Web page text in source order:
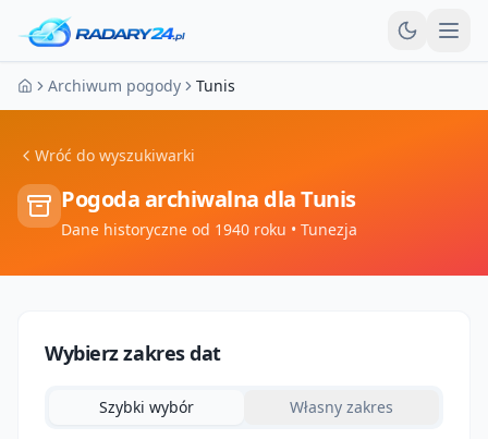
Strona główna
Archiwum pogody Tunis
Wróć do wyszukiwarki
Pogoda archiwalna dlaTunis
Dane historyczne od 1940 roku • Tunezja
Wybierz zakres dat
Szybki wybór Własny zakres